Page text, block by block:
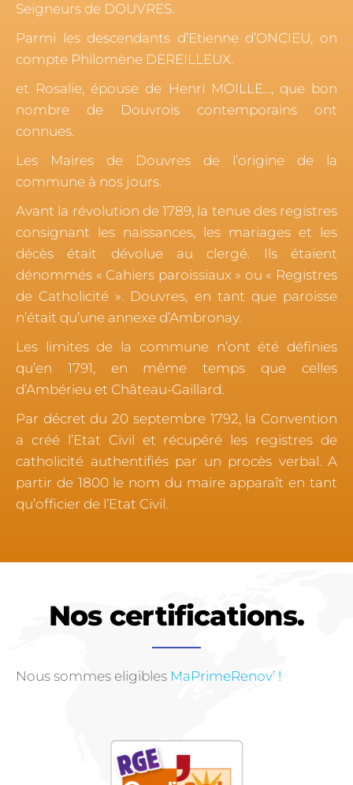
Seigneurs de DOUVRES.
Parmi les descendants d’Etienne d’ONCIEU, on
compte Philomène DEREILLEUX.
et Rosalie, épouse de Henri MOILLE…, que bon
nombre de Douvrois contemporains ont
connues.
Les Maires de Douvres de l’origine de la
commune à nos jours.
Avant la révolution de 1789, la tenue des registres
consignant les naissances, les mariages et les
décès était dévolue au clergé. Ils étaient
dénommés « Cahiers paroissiaux » ou « Registres
de Catholicité ». Douvres, en tant que paroisse
n’était qu’une annexe d’Ambronay.
Les limites de la commune n’ont été définies
qu’en 1791, en même temps que celles
d’Ambérieu et Château-Gaillard.
Par décret du 20 septembre 1792, la Convention
a créé l’Etat Civil et récupéré les registres de
catholicité authentifiés par un procès verbal. A
partir de 1800 le nom du maire apparaît en tant
qu’officier de l’Etat Civil.
Nos certifications.
Nous sommes eligibles MaPrimeRenov’ !